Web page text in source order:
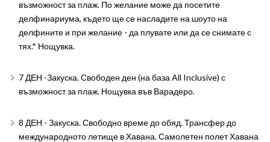
възможност за плаж. По желание може да посетите
делфинариума, където ще се насладите на шоуто на
делфините и при желание - да плувате или да се снимате с
тях.* Нощувка.
7 ДЕН -Закуска. Свободен ден (на база All Inclusive) с
възможност за плаж. Нощувка във Варадеро.
8 ДЕН - Закуска. Свободно време до обяд. Трансфер до
международното летище в Хавана. Самолетен полет Хавана